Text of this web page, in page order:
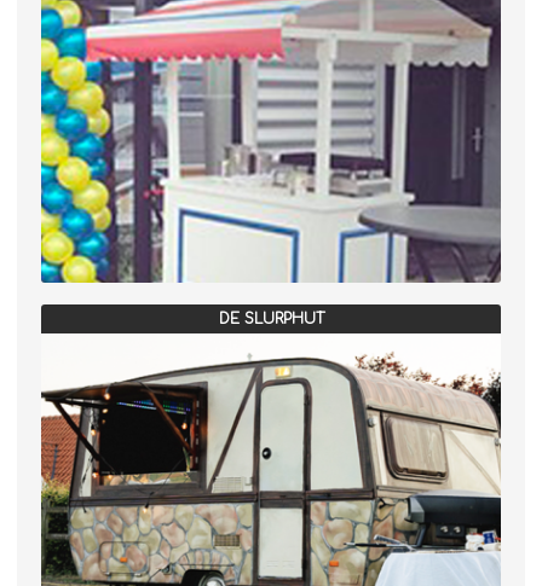
DE SLURPHUT